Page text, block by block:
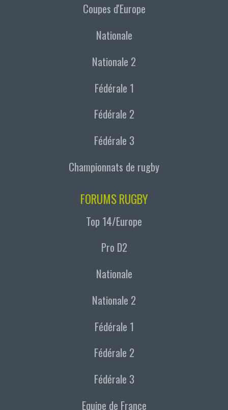
Coupes d'Europe
Nationale
Nationale 2
Fédérale 1
Fédérale 2
Fédérale 3
Championnats de rugby
FORUMS RUGBY
Top 14/Europe
Pro D2
Nationale
Nationale 2
Fédérale 1
Fédérale 2
Fédérale 3
Equipe de France